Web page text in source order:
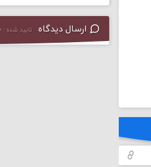
ارسال دیدگاه تایید شده : ۰ ، در حال بررسی : ۰ ، مجموع : ۰ نظر